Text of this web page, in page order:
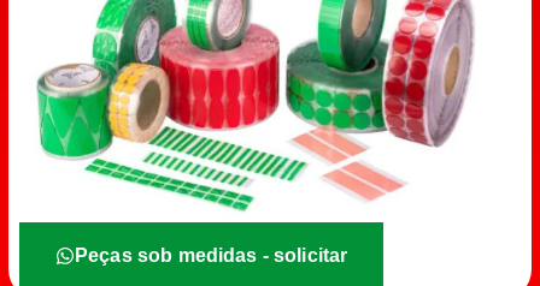
Peças sob medidas - solicitar